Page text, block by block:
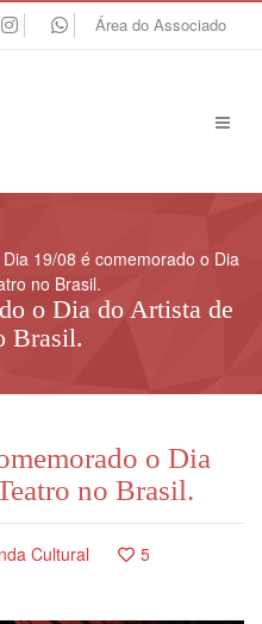
Área do Associado
Dia 19/08 é comemorado o Dia
no Brasil.
o Dia do Artista de
Brasil.
o Dia
no Brasil.
Cultural
5